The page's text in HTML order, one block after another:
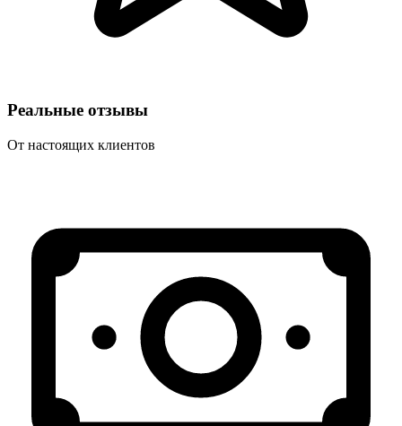
Реальные отзывы
От настоящих клиентов